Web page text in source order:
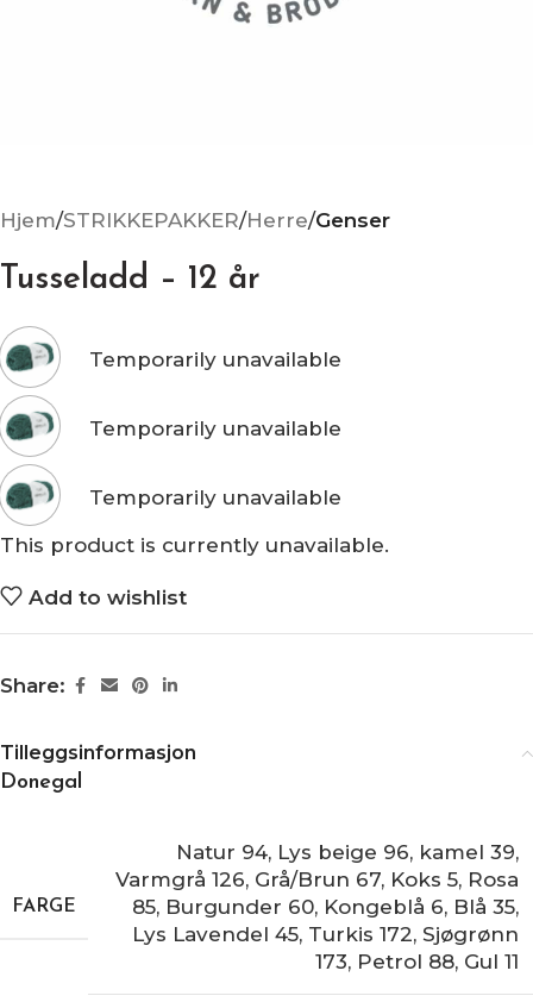
Hjem STRIKKEPAKKER Herre Genser
Tusseladd – 12 år
Temporarily unavailable
Temporarily unavailable
Temporarily unavailable
This product is currently unavailable.
Add to wishlist
Share:
Tilleggsinformasjon
Donegal
FARGE
Natur 94, Lys beige 96, kamel 39,
Varmgrå 126, Grå/Brun 67, Koks 5, Rosa
85, Burgunder 60, Kongeblå 6, Blå 35,
Lys Lavendel 45, Turkis 172, Sjøgrønn
173, Petrol 88, Gul 11